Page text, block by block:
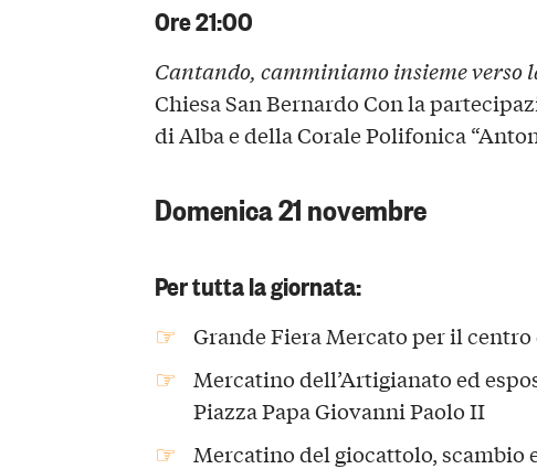
Ore 21:00
Cantando, camminiamo insieme verso
Chiesa San Bernardo Con la
di Alba e della Corale Polifonica
Domenica 21 novembre
Per tutta la giornata:
Grande Fiera Mercato per il centro
Mercatino dell’Artigianato ed
Piazza Papa Giovanni Paolo II
Mercatino del giocattolo, scambio